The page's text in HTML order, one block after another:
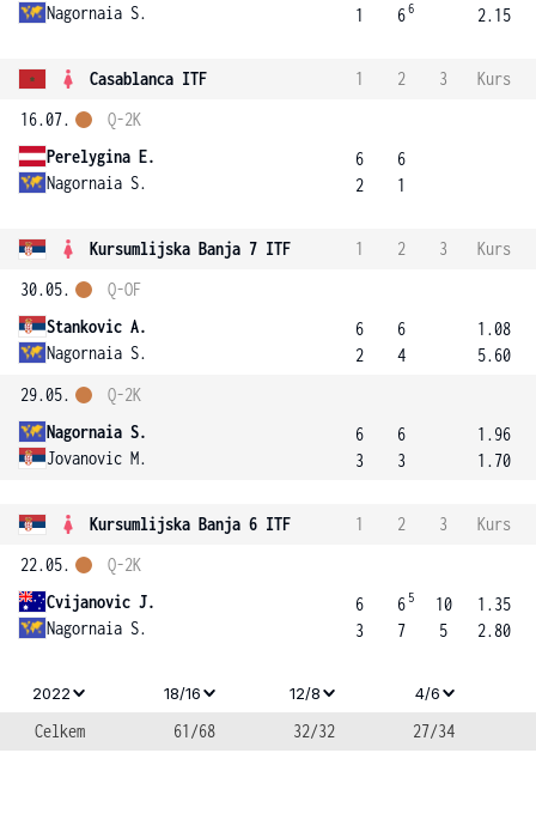
Nagornaia S.
1
66
2.15
Casablanca ITF 1 2 3
Kurs
16.07.
Perelygina E.
Nagornaia S.
Q-2K
6
2
6
1
Kursumlijska Banja 7 ITF 1 2 3
Kurs
30.05.
Stankovic A.
Nagornaia S.
Q-OF
6
2
6
4
1.08
5.60
29.05.
Nagornaia S.
Jovanovic M.
Q-2K
6
3
6
3
1.96
1.70
Kursumlijska Banja 6 ITF 1 2 3
Kurs
22.05.
Cvijanovic J.
Nagornaia S.
Q-2K
6
3
6 5
7
10
5
1.35
2.80
2022 18/16 12/8 4/6
Celkem 61/68 32/32 27/34